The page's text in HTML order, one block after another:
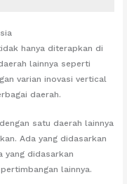
hanya diterapkan di
lainnya seperti
varian inovasi vertical
daerah.
satu daerah lainnya
Ada yang didasarkan
yang didasarkan
lainnya.